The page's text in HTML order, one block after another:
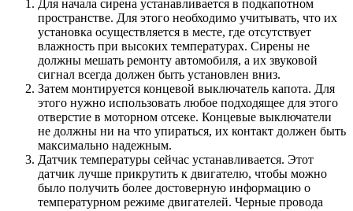
Для начала сирена устанавливается в подкапотном
пространстве. Для этого необходимо учитывать, что их
установка осуществляется в месте, где отсутствует
влажность при высоких температурах. Сирены не
должны мешать ремонту автомобиля, а их звуковой
сигнал всегда должен быть установлен вниз.
Затем монтируется концевой выключатель капота. Для
этого нужно использовать любое подходящее для этого
отверстие в моторном отсеке. Концевые выключатели
не должны ни на что упираться, их контакт должен быть
максимально надежным.
Датчик температуры сейчас устанавливается. Этот
датчик лучше прикрутить к двигателю, чтобы можно
было получить более достоверную информацию о
температурном режиме двигателей. Черные провода